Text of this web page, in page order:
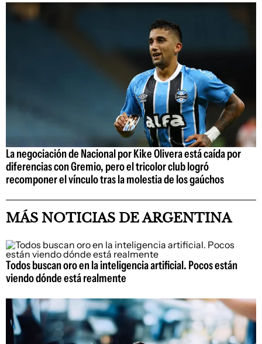
La negociación de Nacional por Kike Olivera está caída por
diferencias con Gremio, pero el tricolor club logró
recomponer el vínculo tras la molestia de los gaúchos
MÁS NOTICIAS DE ARGENTINA
Todos buscan oro en la inteligencia artificial. Pocos están
viendo dónde está realmente